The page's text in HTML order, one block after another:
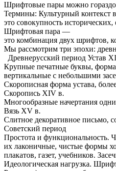
Шрифтовые пары можно гораздо
Термины: Культурный контекст
это совокупность
Шрифтовая пара —
это комбинация двух шрифтов,
Мы рассмотрим три эпохи:
Древнерусский период Устав
Крупные печатные буквы, форма
вертикальные с небольшими
Скорописная форма устава,
Скоропись XIV в.
Многообразные начертания
Вязь XV в.
Слитное декоративное письмо,
Советский период
Простота и функциональность.
их лаконичные, чистые формы
плакатов, газет, учебников.
Идеологическая нагрузка.